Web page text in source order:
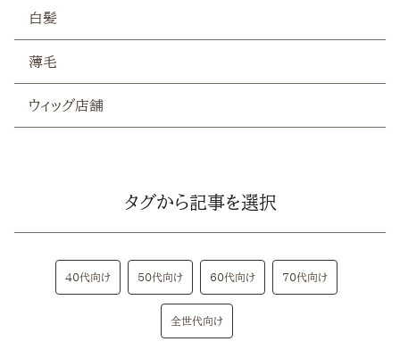
白髪
薄毛
ウィッグ店舗
タグから記事を選択
40代向け 50代向け 60代向け 70代向け
全世代向け